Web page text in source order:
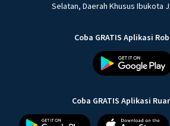
Selatan, Daerah Khusus Ibukota
Coba GRATIS Aplikasi
Coba GRATIS Aplikasi